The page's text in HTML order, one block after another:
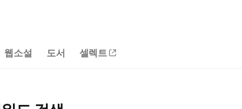
웹소설 도서 셀렉트